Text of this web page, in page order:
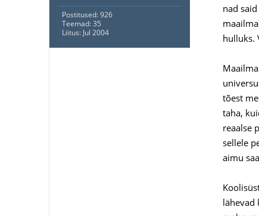
Postitused: 926
Teemad: 35
Liitus: Jul 2004
nad
hulluks.
tõest
taha,
reaalse
sellele
aimu
lähevad